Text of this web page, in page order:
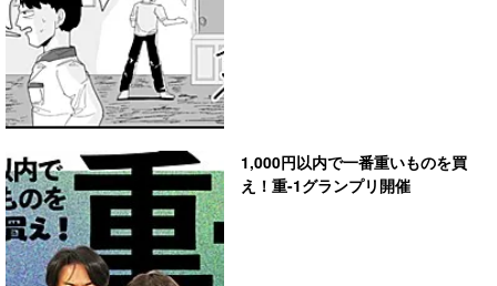
1,000円以内で一番重いものを買
え！重-1グランプリ開催